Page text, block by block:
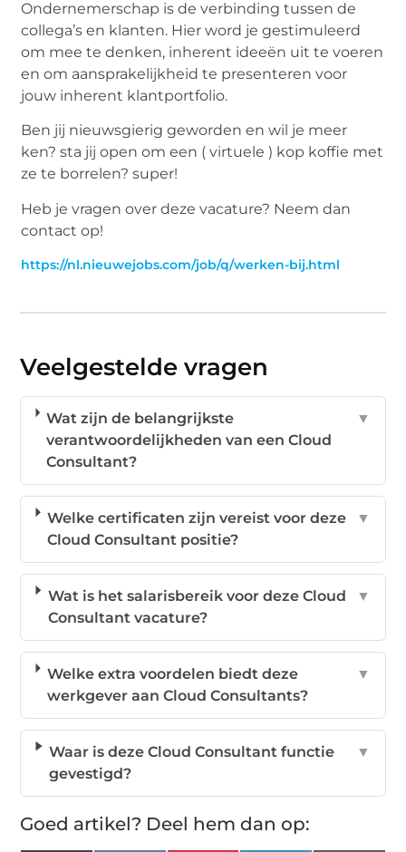
Ondernemerschap is de verbinding tussen de
collega’s en klanten. Hier word je gestimuleerd
om mee te denken, inherent ideeën uit te voeren
en om aansprakelijkheid te presenteren voor
jouw inherent klantportfolio.
Ben jij nieuwsgierig geworden en wil je meer
ken? sta jij open om een ( virtuele ) kop koffie met
ze te borrelen? super!
Heb je vragen over deze vacature? Neem dan
contact op!
https://nl.nieuwejobs.com/job/q/werken-bij.html
Veelgestelde vragen
Wat zijn de belangrijkste
verantwoordelijkheden van een Cloud
Consultant?
▼
Welke certificaten zijn vereist voor deze
Cloud Consultant positie?
▼
Wat is het salarisbereik voor deze Cloud
Consultant vacature?
▼
Welke extra voordelen biedt deze
werkgever aan Cloud Consultants?
▼
Waar is deze Cloud Consultant functie
gevestigd?
▼
Goed artikel? Deel hem dan op: